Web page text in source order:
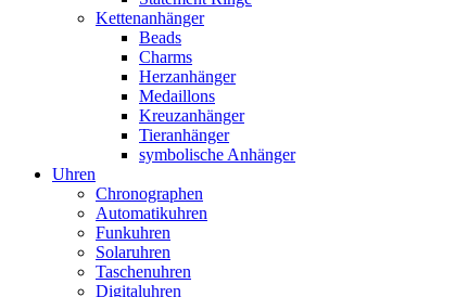
Kettenanhänger
Beads
Charms
Herzanhänger
Medaillons
Kreuzanhänger
Tieranhänger
symbolische Anhänger
Uhren
Chronographen
Automatikuhren
Funkuhren
Solaruhren
Taschenuhren
Digitaluhren